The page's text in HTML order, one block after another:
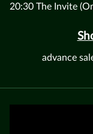
20:30 The Invite
advance